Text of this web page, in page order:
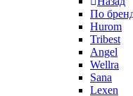
По
Hurom
Tribest
Angel
Wellra
Sana
Lexen